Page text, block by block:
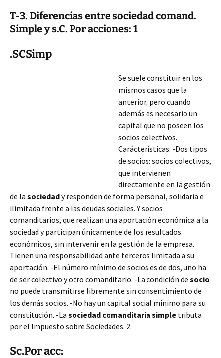
T-3. Diferencias entre sociedad comand.
Simple y s.C. Por acciones: 1
.SCSimp
Se suele constituir en los
mismos casos que la
anterior, pero cuando
además es necesario un
capital que no poseen los
socios colectivos.
Carácterísticas: -Dos tipos
de socios: socios colectivos,
que intervienen
directamente en la gestión
de la sociedady responden de forma personal, solidaria e
ilimitada frente a las deudas sociales. Y socios
comanditarios, que realizan una aportación económica a la
sociedad y participan únicamente de los resultados
económicos, sin intervenir en la gestión de la empresa.
Tienen una responsabilidad ante terceros limitada a su
aportación. -El número mínimo de socios es de dos, uno ha
de ser colectivo y otro comanditario. -La condición de socio
no puede transmitirse libremente sin consentimiento de
los demás socios. -No hay un capital social mínimo para su
constitución. -La sociedad comanditaria simple tributa
por el Impuesto sobre Sociedades. 2.
Sc.Por acc: